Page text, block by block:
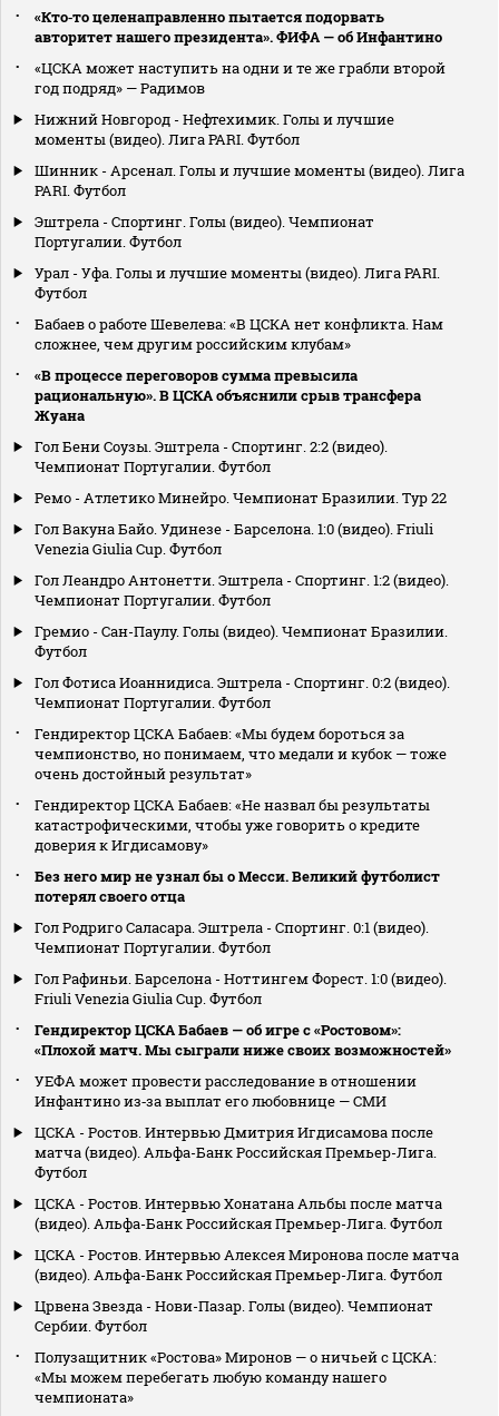
«Кто‑то целенаправленно пытается подорвать
авторитет нашего президента». ФИФА — об Инфантино
«ЦСКА может наступить на одни и те же грабли второй
год подряд» — Радимов
Нижний Новгород - Нефтехимик. Голы и лучшие
моменты (видео). Лига PARI. Футбол
Шинник - Арсенал. Голы и лучшие моменты (видео). Лига
PARI. Футбол
Эштрела - Спортинг. Голы (видео). Чемпионат
Португалии. Футбол
Урал - Уфа. Голы и лучшие моменты (видео). Лига PARI.
Футбол
Бабаев о работе Шевелева: «В ЦСКА нет конфликта. Нам
сложнее, чем другим российским клубам»
«В процессе переговоров сумма превысила
рациональную». В ЦСКА объяснили срыв трансфера
Жуана
Гол Бени Соузы. Эштрела - Спортинг. 2:2 (видео).
Чемпионат Португалии. Футбол
Ремо - Атлетико Минейро. Чемпионат Бразилии. Тур 22
Гол Вакуна Байо. Удинезе - Барселона. 1:0 (видео). Friuli
Venezia Giulia Cup. Футбол
Гол Леандро Антонетти. Эштрела - Спортинг. 1:2 (видео).
Чемпионат Португалии. Футбол
Гремио - Сан-Паулу. Голы (видео). Чемпионат Бразилии.
Футбол
Гол Фотиса Иоаннидиса. Эштрела - Спортинг. 0:2 (видео).
Чемпионат Португалии. Футбол
Гендиректор ЦСКА Бабаев: «Мы будем бороться за
чемпионство, но понимаем, что медали и кубок — тоже
очень достойный результат»
Гендиректор ЦСКА Бабаев: «Не назвал бы результаты
катастрофическими, чтобы уже говорить о кредите
доверия к Игдисамову»
Без него мир не узнал бы о Месси. Великий футболист
потерял своего отца
Гол Родриго Саласара. Эштрела - Спортинг. 0:1 (видео).
Чемпионат Португалии. Футбол
Гол Рафиньи. Барселона - Ноттингем Форест. 1:0 (видео).
Friuli Venezia Giulia Cup. Футбол
Гендиректор ЦСКА Бабаев — об игре с «Ростовом»:
«Плохой матч. Мы сыграли ниже своих возможностей»
УЕФА может провести расследование в отношении
Инфантино из‑за выплат его любовнице — СМИ
ЦСКА - Ростов. Интервью Дмитрия Игдисамова после
матча (видео). Альфа-Банк Российская Премьер-Лига.
Футбол
ЦСКА - Ростов. Интервью Хонатана Альбы после матча
(видео). Альфа-Банк Российская Премьер-Лига. Футбол
ЦСКА - Ростов. Интервью Алексея Миронова после матча
(видео). Альфа-Банк Российская Премьер-Лига. Футбол
Црвена Звезда - Нови-Пазар. Голы (видео). Чемпионат
Сербии. Футбол
Полузащитник «Ростова» Миронов — о ничьей с ЦСКА:
«Мы можем перебегать любую команду нашего
чемпионата»